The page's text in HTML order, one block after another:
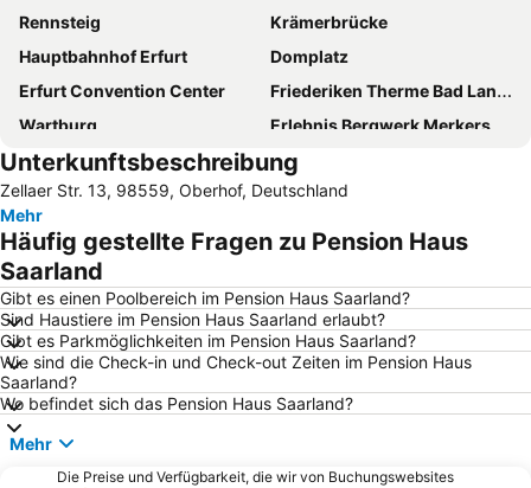
Rennsteig
Krämerbrücke
Hauptbahnhof Erfurt
Domplatz
Erfurt Convention Center
Friederiken Therme Bad Langensalza
Wartburg
Erlebnis Bergwerk Merkers
Feengrotten
Flughafen Erfurt-Weimar
Kaisersaal Erfurt
EGA Erfurt
CCS - Congress Centrum Suhl
Stotternheim
egapark Lichterfest
Tierpark Gotha
Nationalpark Hainich
Gispersleben
Anger
Zum Anker
Erfurter Hof
SAALEMAXX
Jagdhaus Gabelbach
Linderbach
Augustinerkloster Erfurt
Bindersleben
Unterkunftsbeschreibung
Zellaer Str. 13, 98559, Oberhof, Deutschland
Mehr
Häufig gestellte Fragen zu Pension Haus
Saarland
Gibt es einen Poolbereich im Pension Haus Saarland?
Sind Haustiere im Pension Haus Saarland erlaubt?
Gibt es Parkmöglichkeiten im Pension Haus Saarland?
Wie sind die Check-in und Check-out Zeiten im Pension Haus
Saarland?
Wo befindet sich das Pension Haus Saarland?
Mehr
Die Preise und Verfügbarkeit, die wir von Buchungswebsites